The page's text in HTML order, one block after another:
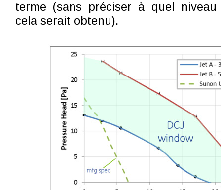
terme (sans préciser à quel niveau
cela serait obtenu).